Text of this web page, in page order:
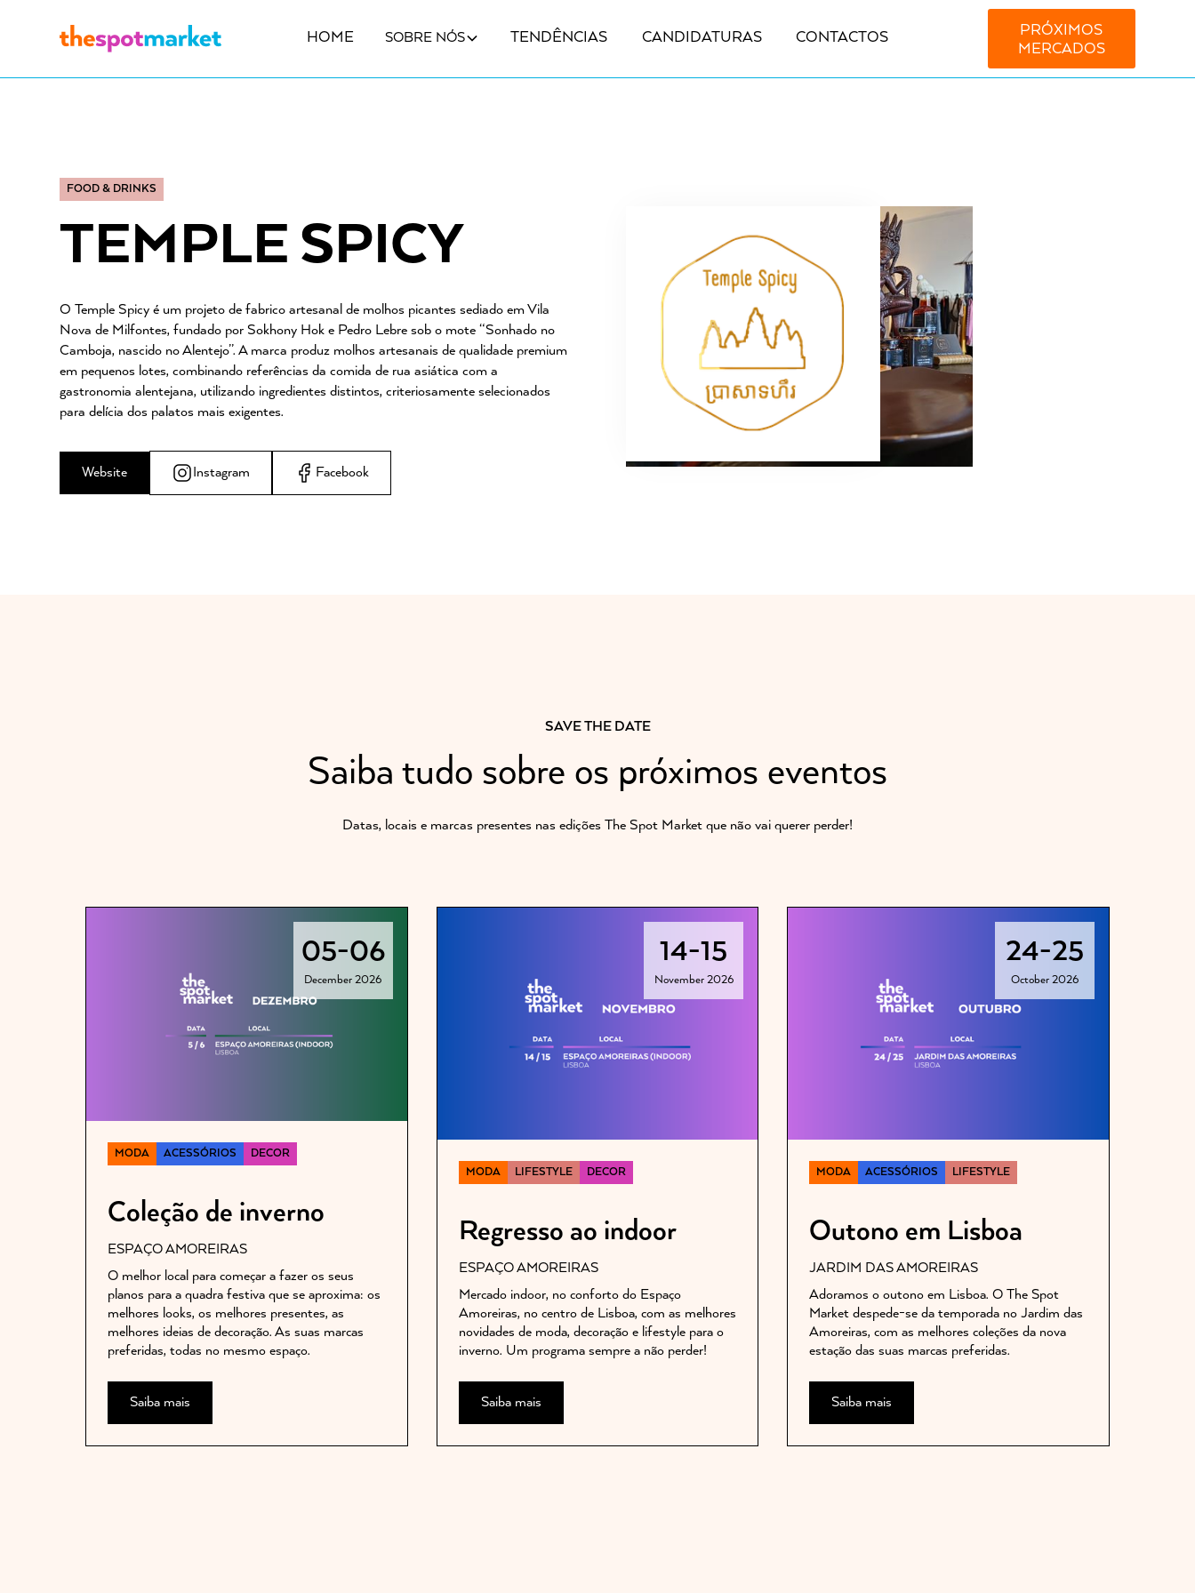
HOME SOBRE NÓS TENDÊNCIAS CANDIDATURAS CONTACTOS
PRÓXIMOS
MERCADOS
FOOD & DRINKS
TEMPLE SPICY
O Temple Spicy é um projeto de fabrico artesanal de molhos picantes sediado em Vila
Nova de Milfontes, fundado por Sokhony Hok e Pedro Lebre sob o mote “Sonhado no
Camboja, nascido no Alentejo”. A marca produz molhos artesanais de qualidade premium
em pequenos lotes, combinando referências da comida de rua asiática com a
gastronomia alentejana, utilizando ingredientes distintos, criteriosamente selecionados
para delícia dos palatos mais exigentes.
Website Instagram Facebook
SAVE THE DATE
Saiba tudo sobre os próximos eventos
Datas, locais e marcas presentes nas edições The Spot Market que não vai querer perder!
05-06
December 2026
MODA ACESSÓRIOS DECOR
Coleção de inverno
ESPAÇO AMOREIRAS
O melhor local para começar a fazer os seus
planos para a quadra festiva que se aproxima: os
melhores looks, os melhores presentes, as
melhores ideias de decoração. As suas marcas
preferidas, todas no mesmo espaço.
Saiba mais
14-15
November 2026
MODA LIFESTYLE DECOR
Regresso ao indoor
ESPAÇO AMOREIRAS
Mercado indoor, no conforto do Espaço
Amoreiras, no centro de Lisboa, com as melhores
novidades de moda, decoração e lifestyle para o
inverno. Um programa sempre a não perder!
Saiba mais
24-25
October 2026
MODA ACESSÓRIOS LIFESTYLE
Outono em Lisboa
JARDIM DAS AMOREIRAS
Adoramos o outono em Lisboa. O The Spot
Market despede-se da temporada no Jardim das
Amoreiras, com as melhores coleções da nova
estação das suas marcas preferidas.
Saiba mais